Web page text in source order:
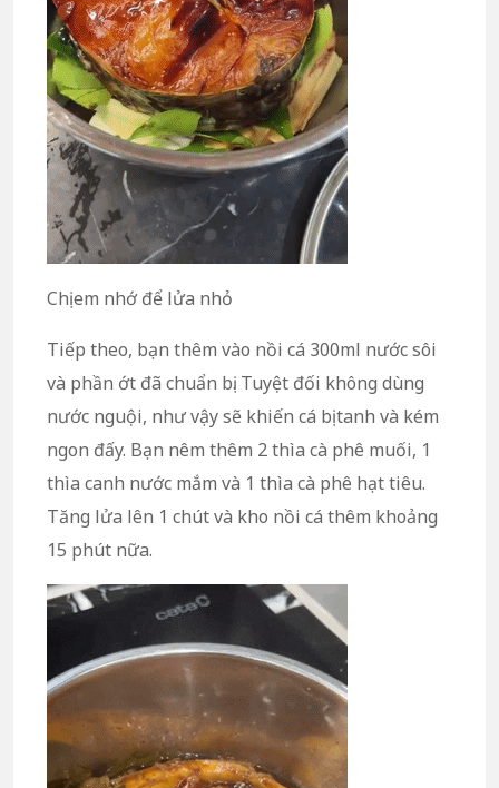
Chị em nhớ để lửa nhỏ
Tiếp theo, bạn thêm vào nồi cá 300ml nước sôi
và phần ớt đã chuẩn bị. Tuyệt đối không dùng
nước nguội, như vậy sẽ khiến cá bị tanh và kém
ngon đấy. Bạn nêm thêm 2 thìa cà phê muối, 1
thìa canh nước mắm và 1 thìa cà phê hạt tiêu.
Tăng lửa lên 1 chút và kho nồi cá thêm khoảng
15 phút nữa.